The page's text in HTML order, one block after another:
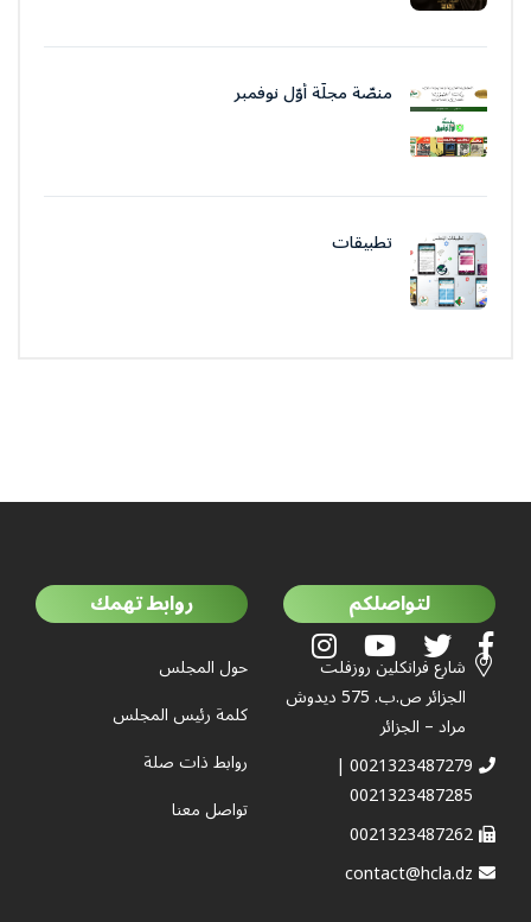
منصّة مجلّة أوّل نوفمبر
تطبيقات
لتواصلكم
شارع فرانكلين روزفلت
الجزائر ص.ب. 575 ديدوش
مراد – الجزائر
0021323487279 |
0021323487285
0021323487262
contact@hcla.dz
روابط تهمك
حول المجلس
كلمة رئيس المجلس
روابط ذات صلة
تواصل معنا